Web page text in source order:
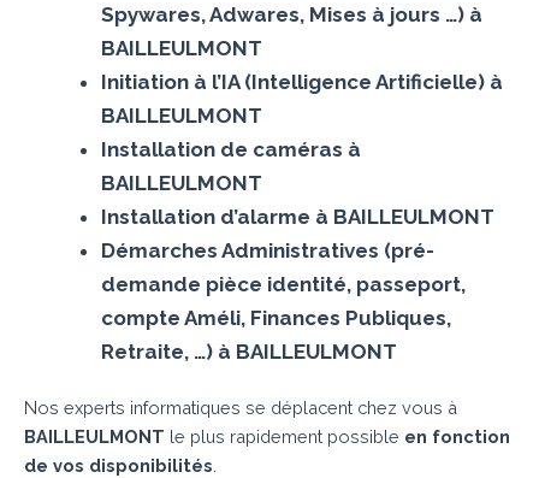
Spywares, Adwares, Mises à jours …) à
BAILLEULMONT
Initiation à l’IA (Intelligence Artificielle) à
BAILLEULMONT
Installation de caméras à
BAILLEULMONT
Installation d’alarme à BAILLEULMONT
Démarches Administratives (pré-
demande pièce identité, passeport,
compte Améli, Finances Publiques,
Retraite, …) à BAILLEULMONT
Nos experts informatiques se déplacent chez vous à
BAILLEULMONT le plus rapidement possible en fonction
de vos disponibilités.